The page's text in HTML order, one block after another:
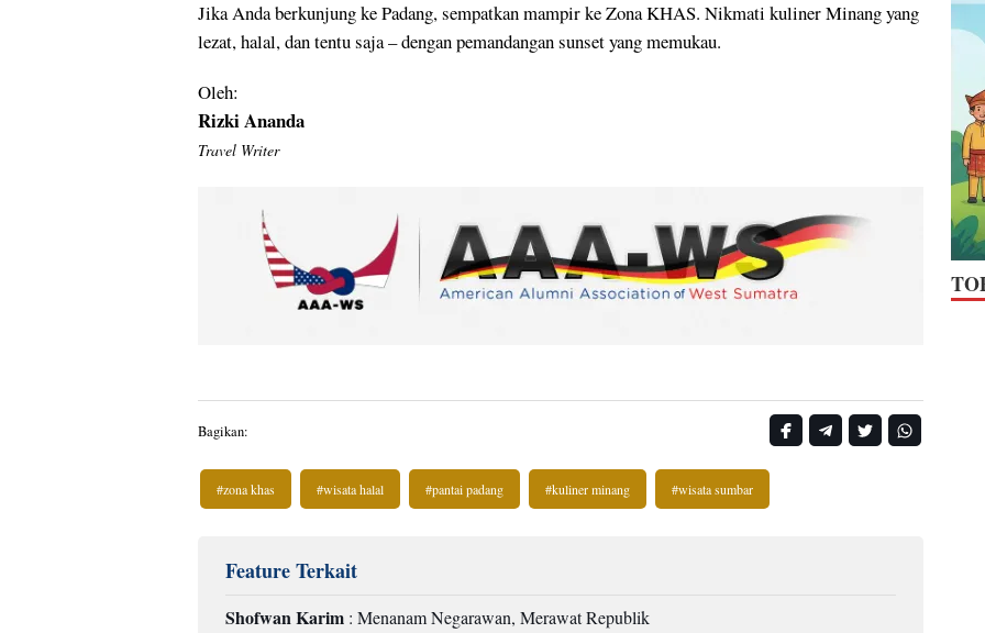
Jika Anda berkunjung ke Padang, sempatkan mampir ke Zona KHAS. Nikmati kuliner Minang yang
lezat, halal, dan tentu saja – dengan pemandangan sunset yang memukau.
Oleh:
Rizki Ananda
Travel Writer
Bagikan:
#zona khas #wisata halal #pantai padang #kuliner minang #wisata sumbar
Feature Terkait
Shofwan Karim: Menanam Negarawan, Merawat Republik